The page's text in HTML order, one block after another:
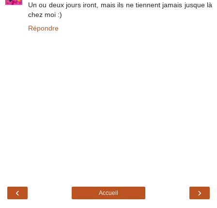
Un ou deux jours iront, mais ils ne tiennent jamais jusque là
chez moi :)
Répondre
‹ ›
Accueil